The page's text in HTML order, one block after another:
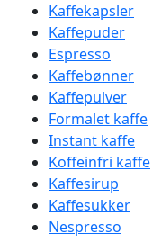
Kaffekapsler
Kaffepuder
Espresso
Kaffebønner
Kaffepulver
Formalet kaffe
Instant kaffe
Koffeinfri kaffe
Kaffesirup
Kaffesukker
Nespresso